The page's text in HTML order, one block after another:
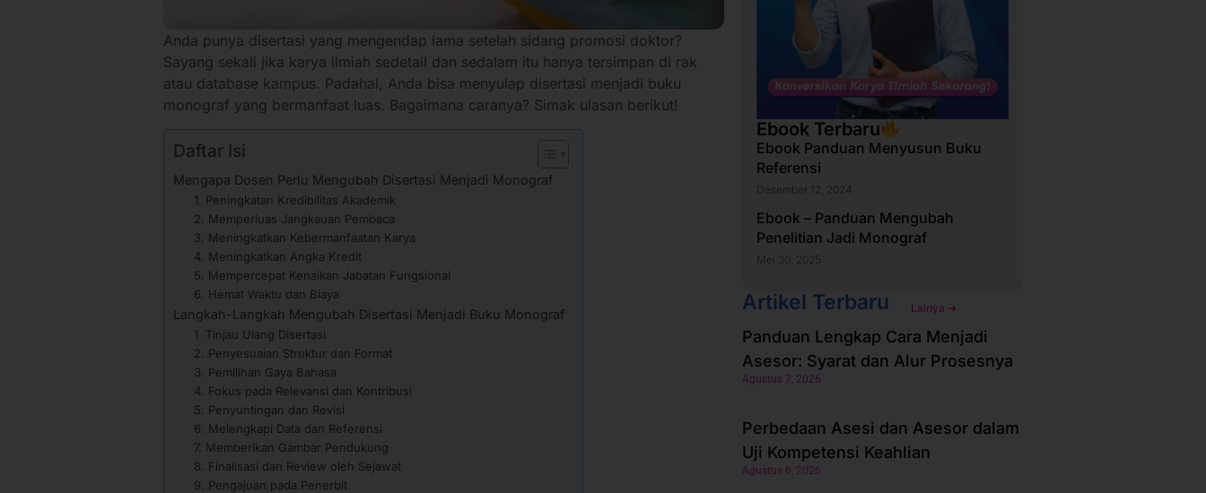
Anda punya disertasi yang mengendap lama setelah sidang promosi doktor?
Sayang sekali jika karya ilmiah sedetail dan sedalam itu hanya tersimpan di rak
atau database kampus. Padahal, Anda bisa menyulap disertasi menjadi buku
monograf yang bermanfaat luas. Bagaimana caranya? Simak ulasan berikut!
Daftar Isi
Mengapa Dosen Perlu Mengubah Disertasi Menjadi Monograf
1. Peningkatan Kredibilitas Akademik
2. Memperluas Jangkauan Pembaca
3. Meningkatkan Kebermanfaatan Karya
4. Meningkatkan Angka Kredit
5. Mempercepat Kenaikan Jabatan Fungsional
6. Hemat Waktu dan Biaya
Langkah-Langkah Mengubah Disertasi Menjadi Buku Monograf
1. Tinjau Ulang Disertasi
2. Penyesuaian Struktur dan Format
3. Pemilihan Gaya Bahasa
4. Fokus pada Relevansi dan Kontribusi
5. Penyuntingan dan Revisi
6. Melengkapi Data dan Referensi
7. Memberikan Gambar Pendukung
8. Finalisasi dan Review oleh Sejawat
9. Pengajuan pada Penerbit
Ebook Terbaru
Ebook Panduan Menyusun Buku
Referensi
Desember 12, 2024
Ebook – Panduan Mengubah
Penelitian Jadi Monograf
Mei 30, 2025
Artikel Terbaru Lainya ➜
Panduan Lengkap Cara Menjadi
Asesor: Syarat dan Alur Prosesnya
Agustus 7, 2026
Perbedaan Asesi dan Asesor dalam
Uji Kompetensi Keahlian
Agustus 6, 2026